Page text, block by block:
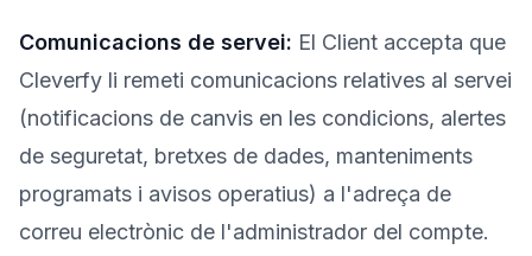
Comunicacions de servei: El Client accepta que
Cleverfy li remeti comunicacions relatives al servei
(notificacions de canvis en les condicions, alertes
de seguretat, bretxes de dades, manteniments
programats i avisos operatius) a l'adreça de
correu electrònic de l'administrador del compte.